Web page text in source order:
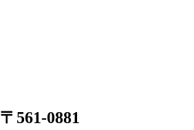
〒561-0881